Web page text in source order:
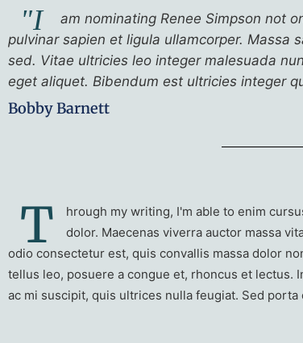
"I
am nominating Renee Simpson not
pulvinar sapien et ligula ullamcorper. Massa
sed. Vitae ultricies leo integer malesuada
eget aliquet. Bibendum est ultricies integer
Bobby Barnett
T
hrough my writing, I'm able to enim
dolor. Maecenas viverra auctor massa
odio consectetur est, quis convallis massa dolor
tellus leo, posuere a congue et, rhoncus et lectus.
ac mi suscipit, quis ultrices nulla feugiat. Sed porta